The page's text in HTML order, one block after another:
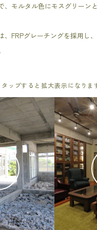
、モルタル色にモスグリーン
、FRPグレーチングを採用し
タップすると拡大表示になりま